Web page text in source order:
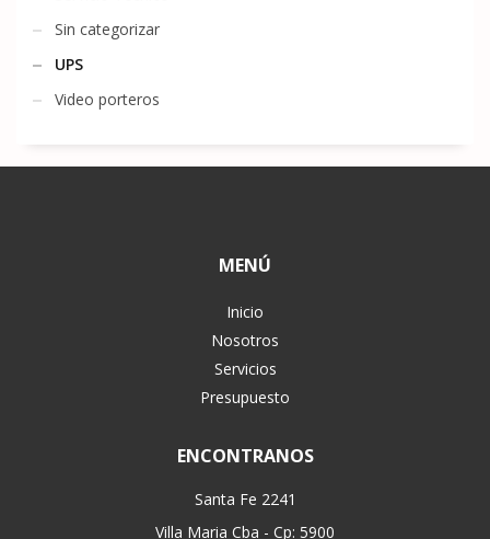
Sin categorizar
UPS
Video porteros
MENÚ
Inicio
Nosotros
Servicios
Presupuesto
ENCONTRANOS
Santa Fe 2241
Villa Maria Cba - Cp: 5900